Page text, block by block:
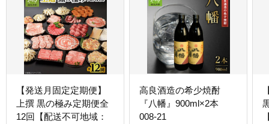
【発送月固定定期便】
上撰 黒の極み定期便全
12回【配送不可地域：
高良酒造の希少焼酎
『八幡』900ml×2本
008-21